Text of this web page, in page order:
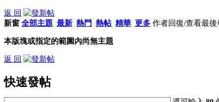
返 回
新窗 全部主題 最新 熱門 熱帖 精華 更多 作者回復/查看最後
本版塊或指定的範圍內尚無主題
返 回
快速發帖